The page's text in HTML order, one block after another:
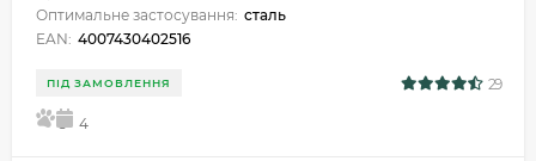
Оптимальне застосування: сталь
EAN: 4007430402516
ПІД ЗАМОВЛЕННЯ 29
5 4